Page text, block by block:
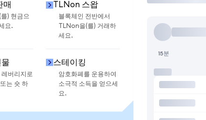
매
) 현금으
요.
TLNon 스왑
블록체인 전반에서
TLNon을(를) 거래하
세요.
버리지로
는 숏 하
스테이킹
암호화폐를 운용하여
소극적 소득을 얻으세
요.
15분